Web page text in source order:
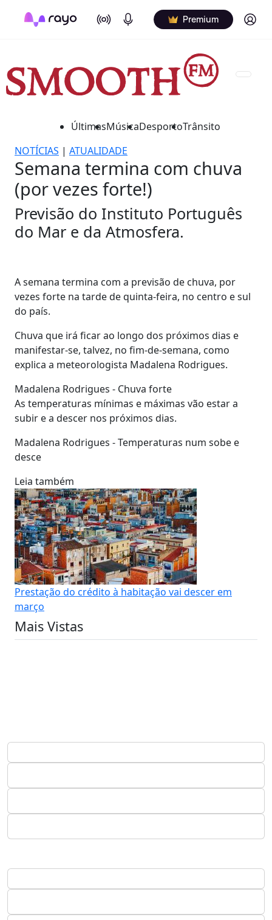
On Air Podcasts Premium Log in
ÚltimasMúsicaDesportoTrânsito
NOTÍCIAS | ATUALIDADE
Semana termina com chuva
(por vezes forte!)
Previsão do Instituto Português
do Mar e da Atmosfera.
A semana termina com a previsão de chuva, por
vezes forte na tarde de quinta-feira, no centro e sul
do país.
Chuva que irá ficar ao longo dos próximos dias e
manifestar-se, talvez, no fim-de-semana, como
explica a meteorologista Madalena Rodrigues.
Madalena Rodrigues - Chuva forte
As temperaturas mínimas e máximas vão estar a
subir e a descer nos próximos dias.
Madalena Rodrigues - Temperaturas num sobe e
desce
Leia também
Prestação do crédito à habitação vai descer em
março
Mais Vistas